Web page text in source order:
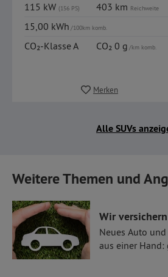
115 kW (156 PS) 403 km Reichweite
15,00 kWh/100km komb.
CO₂-Klasse A CO₂ 0 g/km komb.
Merken
Alle SUVs
Weitere Themen und
Wir
Neues Auto
aus einer